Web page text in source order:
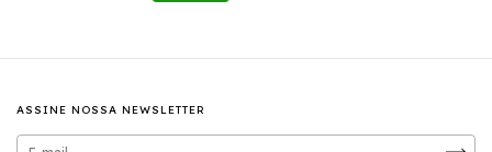
ASSINE NOSSA NEWSLETTER